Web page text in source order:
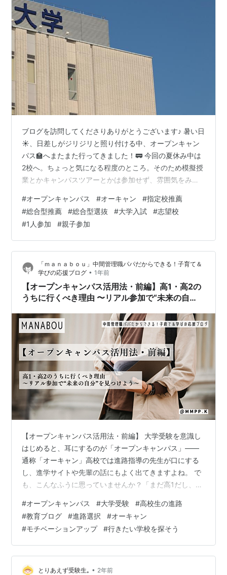
ブログを訪問してくださりありがとうございます♪ 暑い日
☀、日差しがジリジリと照り付ける中、オープンキャン
パス🏫へまたまた行ってきました！🚃 今回の夏休み中は
2校へ。ちょっと気になる程度のところ。そのため模擬授
業とかキャンパスツアーとかは参加せず、雰囲気をみる
すが、 前評判やイメージなどはさておき、行かないと分
からないことがたくさんある！こと🥰🥰 百聞は一見にし
かず、です✨️ 今回のところは専門課程の情報収集などを
中心に、卒業後のキャリアプランなども少し学べまし
て。 私も非常に勉強になりましたし、本人にとって有益
な資料・情報もいくつか手に入れる…
#オープンキャンパス #オーキャン #指定校推薦
#総合型推薦 #総合型選抜 #大学入試 #志望校
#1人参加 #親子参加
「ｍａｎａｂｏｕ」中間管理職パパだからできる！子育て＆
学びの応援ブログ • 1年前
【オープンキャンパス活用法・前編】高1・高2の
うちに行くべき理由 〜リアル参加で“未来の自
【オープンキャンパス活用法・前編】 大学受験を意識し
はじめると、耳にするのが「オープンキャンパス」――
通称「オーキャン」高校では進路指導の先生が口にする
し、進学サイトや先輩の話にもよく出てきますよね。 で
も、こんなふうに思っていませんか？「まだ高1だし、今
まってから行けばいいでしょ？」 はい、これ、かなりも
ったいないです。 オープンキャンパスは、早いうちに行
っておくからこそ、得られるメリットがたくさんあるん
です。 うちの子どもたちもオープンキャンパスや高校受
験時のオープンスクールに参加して、「ここに行きたい
な」と気持ちを強めていました。だから…
#オープンキャンパス #大学受験 #高校生の進路
#教育ブログ #進路選択 #オーキャン
#モチベーションアップ #行きたい学校を探そう
とりあえず受験生｡ • 2年前